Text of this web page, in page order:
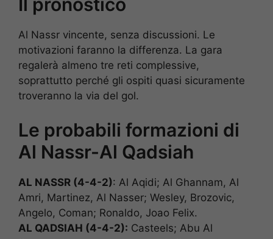
Al Nassr vincente, senza discussioni. Le
motivazioni faranno la differenza. La gara
regalerà almeno tre reti complessive,
soprattutto perché gli ospiti quasi sicuramente
troveranno la via del gol.
Le probabili formazioni di
Al Nassr-Al Qadsiah
AL NASSR (4-4-2): Al Aqidi; Al Ghannam, Al
Amri, Martinez, Al Nasser; Wesley, Brozovic,
Angelo, Coman; Ronaldo, Joao Felix.
AL QADSIAH (4-4-2): Casteels; Abu Al